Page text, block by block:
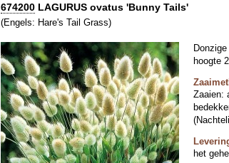
674200 LAGURUS ovatus 'Bunny Tails'
(Engels: Hare's Tail Grass)
hoogte
Zaaien:
het